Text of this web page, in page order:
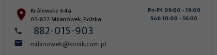
882-015-903
milanowek@konik.com.pl
Królewska 64a
05-822 Milanówek,Polska
Pn-Pt 09:00 - 19:00
Sob 10:00 - 16:00